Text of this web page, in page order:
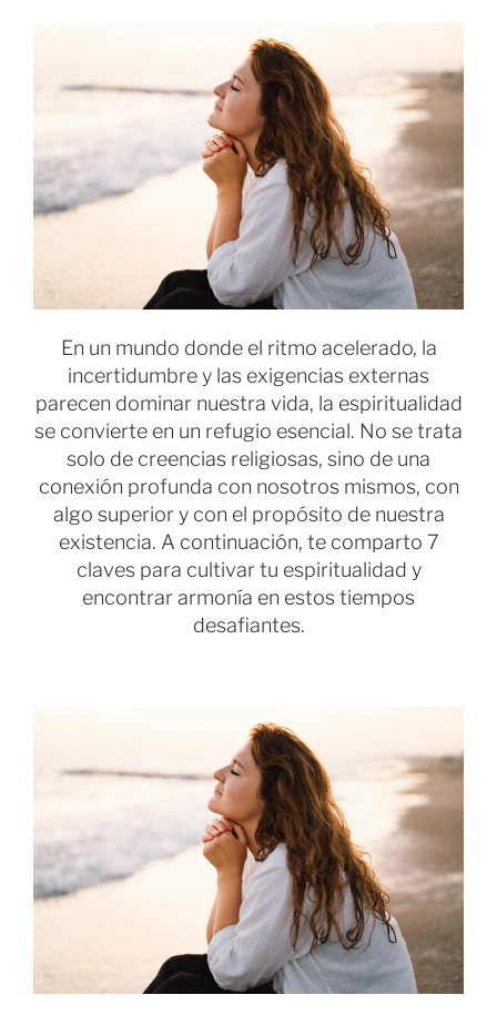
En un mundo donde el ritmo acelerado, la
incertidumbre y las exigencias externas
parecen dominar nuestra vida, la espiritualidad
se convierte en un refugio esencial. No se trata
solo de creencias religiosas, sino de una
conexión profunda con nosotros mismos, con
algo superior y con el propósito de nuestra
existencia. A continuación, te comparto 7
claves para cultivar tu espiritualidad y
encontrar armonía en estos tiempos
desafiantes.